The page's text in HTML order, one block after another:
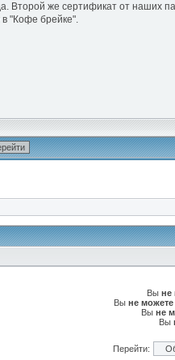
Второй же сертификат от наших
"Кофе брейке".
Вы не
Вы не можете
Вы не
Вы
Перейти: